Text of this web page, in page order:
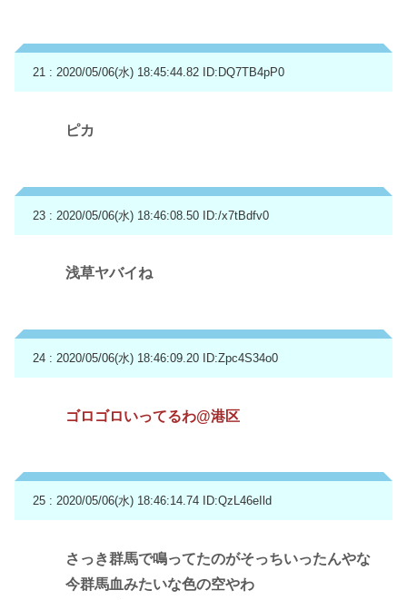
21 : 2020/05/06(水) 18:45:44.82 ID:DQ7TB4pP0
ピカ
23 : 2020/05/06(水) 18:46:08.50 ID:/x7tBdfv0
浅草ヤバイね
24 : 2020/05/06(水) 18:46:09.20 ID:Zpc4S34o0
ゴロゴロいってるわ@港区
25 : 2020/05/06(水) 18:46:14.74 ID:QzL46eIld
さっき群馬で鳴ってたのがそっちいったんやな
今群馬血みたいな色の空やわ